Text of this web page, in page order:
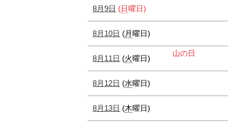
8月9日 (日曜日)
8月10日 (月曜日)
8月11日 (火曜日)
山の日
8月12日 (水曜日)
8月13日 (木曜日)